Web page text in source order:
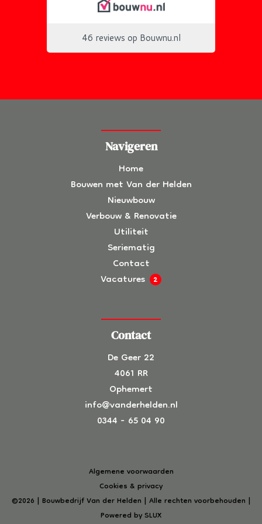
Navigeren
Home
Bouwen met Van der Helden
Nieuwbouw
Verbouw & Renovatie
Utiliteit
Seriematig
Contact
Vacatures 2
Contact
De Geer 22
4061 RR
Ophemert
info@vanderhelden.nl
0344 - 65 04 90
Algemene voorwaarden
Cookies & privacy
©2026 | Bouwbedrijf Van der Helden | Alle rechten voorbehouden |
Powered by SLUX